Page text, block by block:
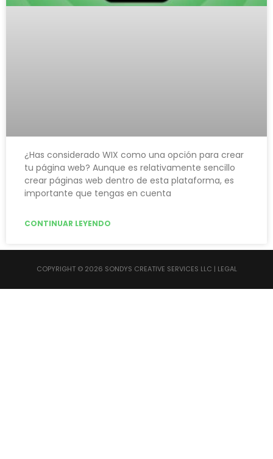
¿Has considerado WIX como una opción para crear
tu página web? Aunque es relativamente sencillo
crear páginas web dentro de esta plataforma, es
importante que tengas en cuenta
CONTINUAR LEYENDO
COPYRIGHT © 2026 SONDYS CREATIVE SERVICES LLC | LEGAL